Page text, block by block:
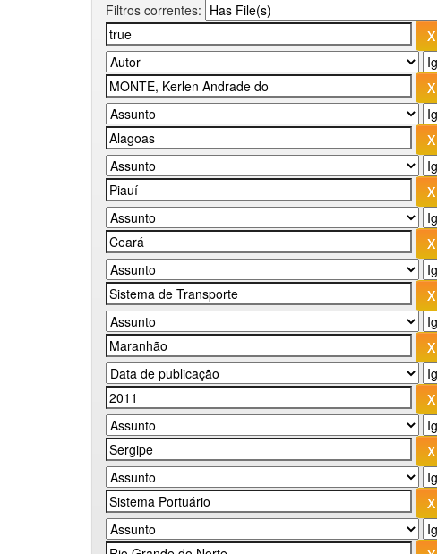
Filtros correntes: